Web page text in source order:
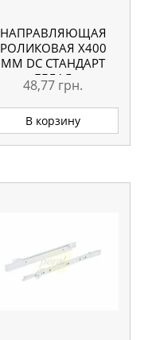
НАПРАВЛЯЮЩАЯ
РОЛИКОВАЯ X400
ММ DC СТАНДАРТ
БЕЛАЯ
48,77 грн.
В корзину